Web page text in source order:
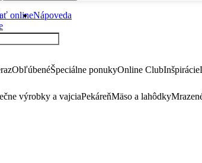
onlineNápoveda
ObľúbenéŠpeciálne ponukyOnline ClubInšpirácie
výrobky a vajciaPekáreňMäso a lahôdky